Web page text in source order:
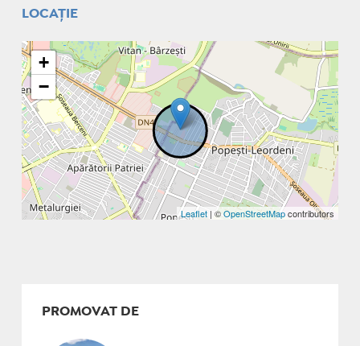
LOCAȚIE
+
−
Leaflet | ©OpenStreetMapcontributors
PROMOVAT DE